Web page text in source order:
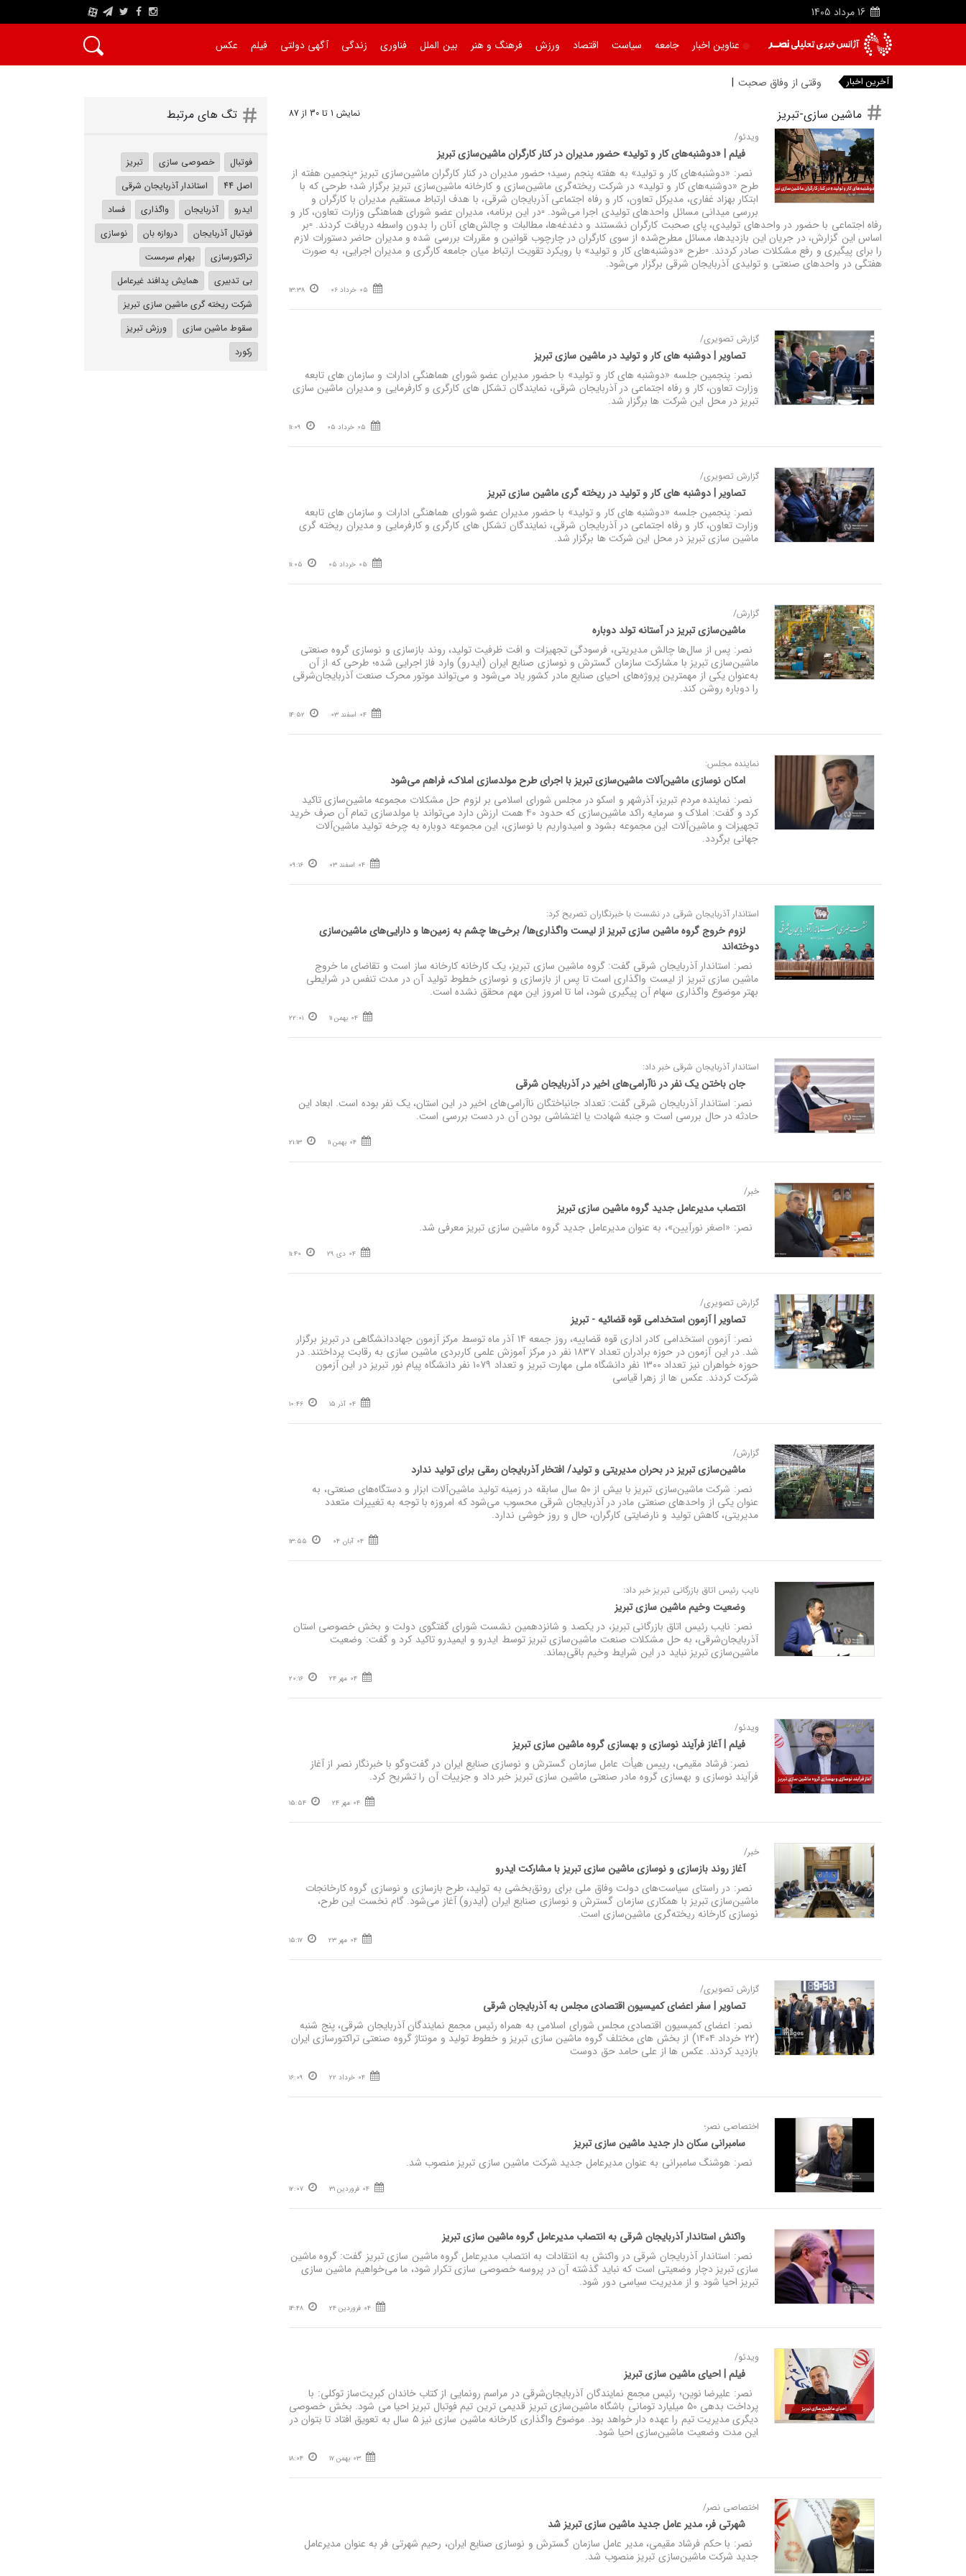
16 مرداد 1405
A
عناوین اخبار جامعه سیاست اقتصاد ورزش فرهنگ و هنر بین الملل فناوری زندگی آگهی دولتی فیلم عکس
آخرین اخبار وقتی از وفاق صحبت می‌کنم، منظورم م
ماشین سازی-تبریز
نمایش 1 تا 30 از 87
ویدئو/
فیلم | «دوشنبه‌های کار و تولید» حضور مدیران در کنار کارگران ماشین‌سازی تبریز
نصر: «دوشنبه‌های کار و تولید» به هفته پنجم رسید؛ حضور مدیران در کنار کارگران ماشین‌سازی تبریز ▫️پنجمین هفته از
طرح «دوشنبه‌های کار و تولید» در شرکت ریخته‌گری ماشین‌سازی و کارخانه ماشین‌سازی تبریز برگزار شد؛ طرحی که با
ابتکار بهزاد غفاری، مدیرکل تعاون، کار و رفاه اجتماعی آذربایجان شرقی، با هدف ارتباط مستقیم مدیران با کارگران و
بررسی میدانی مسائل واحدهای تولیدی اجرا می‌شود. ▫️در این برنامه، مدیران عضو شورای هماهنگی وزارت تعاون، کار و
رفاه اجتماعی با حضور در واحدهای تولیدی، پای صحبت کارگران نشستند و دغدغه‌ها، مطالبات و چالش‌های آنان را بدون واسطه دریافت کردند. ▫️بر
اساس این گزارش، در جریان این بازدیدها، مسائل مطرح‌شده از سوی کارگران در چارچوب قوانین و مقررات بررسی شده و مدیران حاضر دستورات لازم
را برای پیگیری و رفع مشکلات صادر کردند. ▫️طرح «دوشنبه‌های کار و تولید» با رویکرد تقویت ارتباط میان جامعه کارگری و مدیران اجرایی، به صورت
هفتگی در واحدهای صنعتی و تولیدی آذربایجان شرقی برگزار می‌شود.
05 خرداد 06 13:38
گزارش تصویری/
تصاویر | دوشنبه‌ های کار و تولید در ماشین سازی تبریز
نصر: پنجمین جلسه «دوشنبه‌ های کار و تولید» با حضور مدیران عضو شورای هماهنگی ادارات و سازمان‌ های تابعه
وزارت تعاون، کار و رفاه اجتماعی در آذربایجان شرقی، نمایندگان تشکل‌ های کارگری و کارفرمایی و مدیران ماشین سازی
تبریز در محل این شرکت‌ ها برگزار شد.
05 خرداد 05 11:09
گزارش تصویری/
تصاویر | دوشنبه‌ های کار و تولید در ریخته‌ گری ماشین سازی تبریز
نصر: پنجمین جلسه «دوشنبه‌ های کار و تولید» با حضور مدیران عضو شورای هماهنگی ادارات و سازمان‌ های تابعه
وزارت تعاون، کار و رفاه اجتماعی در آذربایجان شرقی، نمایندگان تشکل‌ های کارگری و کارفرمایی و مدیران ریخته‌ گری
ماشین سازی تبریز در محل این شرکت‌ ها برگزار شد.
05 خرداد 05 11:05
گزارش/
ماشین‌سازی تبریز در آستانه تولد دوباره
نصر: پس از سال‌ها چالش مدیریتی، فرسودگی تجهیزات و افت ظرفیت تولید، روند بازسازی و نوسازی گروه صنعتی
ماشین‌سازی تبریز با مشارکت سازمان گسترش و نوسازی صنایع ایران (ایدرو) وارد فاز اجرایی شده؛ طرحی که از آن
به‌عنوان یکی از مهمترین پروژه‌های احیای صنایع مادر کشور یاد می‌شود و می‌تواند موتور محرک صنعت آذربایجان‌شرقی
را دوباره روشن کند.
04 اسفند 03 14:52
نماینده مجلس:
امکان نوسازی ماشین‌آلات ماشین‌سازی تبریز با اجرای طرح مولدسازی املاک، فراهم می‌شود
نصر: نماینده مردم تبریز، آذرشهر و اسکو در مجلس شورای اسلامی بر لزوم حل مشکلات مجموعه ماشین‌سازی تاکید
کرد و گفت: املاک و سرمایه راکد ماشین‌سازی که حدود ۴۰ همت ارزش دارد می‌تواند با مولدسازی تمام آن صرف خرید
تجهیزات و ماشین‌آلات این مجموعه بشود و امیدواریم با نوسازی، این مجموعه دوباره به چرخه تولید ماشین‌آلات
جهانی برگردد.
04 اسفند 03 09:16
استاندار آذربایجان شرقی در نشست با خبرنگاران تصریح کرد:
لزوم خروج گروه ماشین سازی تبریز از لیست واگذاری‌ها/ برخی‌ها چشم به زمین‌ها و دارایی‌های ماشین‌سازی
دوخته‌اند
نصر: استاندار آذربایجان شرقی گفت: گروه ماشین سازی تبریز، یک کارخانه کارخانه ساز است و تقاضای ما خروج
ماشین سازی تبریز از لیست واگذاری است تا پس از بازسازی و نوسازی خطوط تولید آن در مدت تنفس در شرایطی
بهتر موضوع واگذاری سهام آن پیگیری شود، اما تا امروز این مهم محقق نشده است.
04 بهمن 11 22:01
استاندار آذربایجان شرقی خبر داد:
جان باختن یک نفر در ناآرامی‌های اخیر در آذربایجان شرقی
نصر: استاندار آذربایجان شرقی گفت: تعداد جانباختگان ناآرامی‌های اخیر در این استان، یک نفر بوده است. ابعاد این
حادثه در حال بررسی است و جنبه شهادت یا اغتشاشی بودن آن در دست بررسی است.
04 بهمن 11 21:13
خبر/
انتصاب مدیرعامل جدید گروه ماشین سازی تبریز
نصر: «اصغر نورآیین»، به عنوان مدیرعامل جدید گروه ماشین سازی تبریز معرفی شد.
04 دی 29 11:40
گزارش تصویری/
تصاویر | آزمون استخدامی قوه قضائیه - تبریز
نصر: آزمون استخدامی کادر اداری قوه قضاییه، روز جمعه ۱۴ آذر ماه توسط مرکز آزمون جهاددانشگاهی در تبریز برگزار
شد. در این آزمون در حوزه برادران تعداد ۱۸۳۷ نفر در مرکز آموزش علمی کاربردی ماشین سازی به رقابت پرداختند. در
حوزه خواهران نیز تعداد ۱۳۰۰ نفر دانشگاه ملی مهارت تبریز و تعداد ۱۰۷۹ نفر دانشگاه پیام نور تبریز در این آزمون
شرکت کردند. عکس ها از زهرا قیاسی
04 آذر 15 10:46
گزارش/
ماشین‌سازی تبریز در بحران مدیریتی و تولید/ افتخار آذربایجان رمقی برای تولید ندارد
نصر: شرکت ماشین‌سازی تبریز با بیش از ۵۰ سال سابقه در زمینه تولید ماشین‌آلات ابزار و دستگاه‌های صنعتی، به
عنوان یکی از واحدهای صنعتی مادر در آذربایجان شرقی محسوب می‌شود که امروزه با توجه به تغییرات متعدد
مدیریتی، کاهش تولید و نارضایتی کارگران، حال و روز خوشی ندارد.
04 آبان 04 13:55
نایب‌ رئیس اتاق بازرگانی تبریز خبر داد:
وضعیت وخیم ماشین‌ سازی تبریز
نصر: نایب‌ رئیس اتاق بازرگانی تبریز، در یکصد و شانزدهمین نشست شورای گفتگوی دولت و بخش خصوصی استان
آذربایجان‌شرقی، به حل مشکلات صنعت ماشین‌سازی تبریز توسط ایدرو و ایمیدرو تاکید کرد و گفت: وضعیت
ماشین‌سازی تبریز نباید در این شرایط وخیم باقی‌بماند.
04 مهر 24 20:16
ویدئو/
فیلم | آغاز فرآیند نوسازی و بهسازی گروه ماشین سازی تبریز
نصر: فرشاد مقیمی، رییس هیأت عامل سازمان گسترش و نوسازی صنایع ایران در گفت‌وگو با خبرنگار نصر از آغاز
فرآیند نوسازی و بهسازی گروه مادر صنعتی ماشین سازی تبریز خبر داد و جزییات آن را تشریح کرد.
04 مهر 24 15:54
خبر/
آغاز روند بازسازی و نوسازی ماشین‌ سازی تبریز با مشارکت ایدرو
نصر: در راستای سیاست‌های دولت وفاق ملی برای رونق‌بخشی به تولید، طرح بازسازی و نوسازی گروه کارخانجات
ماشین‌سازی تبریز با همکاری سازمان گسترش و نوسازی صنایع ایران (ایدرو) آغاز می‌شود. گام نخست این طرح،
نوسازی کارخانه ریخته‌گری ماشین‌سازی است.
04 مهر 23 15:17
گزارش تصویری/
تصاویر | سفر اعضای کمیسیون اقتصادی مجلس به آذربایجان‌ شرقی
نصر: اعضای کمیسیون اقتصادی مجلس شورای اسلامی به همراه رئیس مجمع نمایندگان آذربایجان شرقی، پنج شنبه
(۲۲ خرداد ۱۴۰۴) از بخش های مختلف گروه ماشین سازی تبریز و خطوط تولید و مونتاژ گروه صنعتی تراکتورسازی ایران
بازدید کردند. عکس ها از علی حامد حق دوست
04 خرداد 22 16:09
اختصاصی نصر؛
سامبرانی سکان‌ دار جدید ماشین‌ سازی تبریز
نصر: هوشنگ سامبرانی به عنوان مدیرعامل جدید شرکت ماشین‌ سازی تبریز منصوب شد.
04 فروردین 31 12:07
واکنش استاندار آذربایجان شرقی به انتصاب مدیرعامل گروه ماشین سازی تبریز
نصر: استاندار آذربایجان شرقی در واکنش به انتقادات به انتصاب مدیرعامل گروه ماشین سازی تبریز گفت: گروه ماشین
سازی تبریز دچار وضعیتی است که نباید گذشته آن در پروسه خصوصی سازی تکرار شود، ما می‌خواهیم ماشین سازی
تبریز احیا شود و از مدیریت سیاسی دور شود.
04 فروردین 24 14:48
ویدئو/
فیلم | احیای ماشین‌ سازی تبریز
نصر: علیرضا نوین؛ رئیس مجمع نمایندگان آذربایجان‌شرقی در مراسم رونمایی از کتاب خاندان کبریت‌ساز توکلی: با
پرداخت بدهی ۵۰ میلیارد تومانی باشگاه ماشین‌سازی تبریز قدیمی ترین تیم فوتبال تبریز احیا می شود. بخش خصوصی
دیگری مدیریت تیم را عهده دار خواهد بود. موضوع واگذاری کارخانه ماشین سازی نیز ۵ سال به تعویق افتاد تا بتوان در
این مدت وضعیت ماشین‌سازی احیا شود.
03 بهمن 17 18:04
اختصاصی نصر/
شهرتی فر، مدیر عامل جدید ماشین‌ سازی تبریز شد
نصر: با حکم فرشاد مقیمی، مدیر عامل سازمان گسترش و نوسازی صنایع ایران، رحیم شهرتی فر به عنوان مدیرعامل
جدید شرکت ماشین‌سازی تبریز منصوب شد.
تگ های مرتبط
فوتبال خصوصی سازی
تبریز
اصل 44
استاندار آذربایجان شرقی
ایدرو
آذربایجان واگذاری
فساد
فوتبال آذربایجان
دروازه بان
نوسازی
تراکتورسازی
بهرام سرمست
بی تدبیری
همایش پدافند غیرعامل
شرکت ریخته گری ماشین سازی تبریز
سقوط ماشین سازی
ورزش تبریز
رکورد